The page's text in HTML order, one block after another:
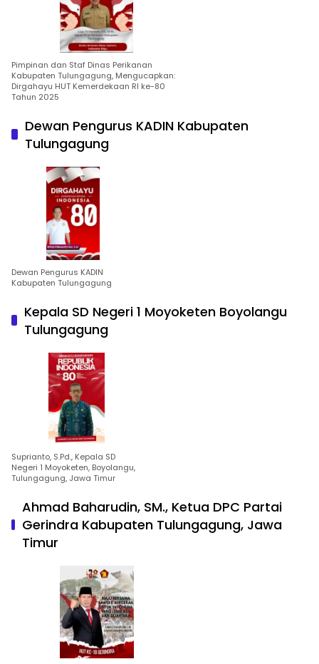
Pimpinan dan Staf Dinas Perikanan
Kabupaten Tulungagung, Mengucapkan:
Dirgahayu HUT Kemerdekaan RI ke-80
Tahun 2025
Dewan Pengurus KADIN Kabupaten
Tulungagung
Dewan Pengurus KADIN
Kabupaten Tulungagung
Kepala SD Negeri 1 Moyoketen Boyolangu
Tulungagung
Suprianto, S.Pd., Kepala SD
Negeri 1 Moyoketen, Boyolangu,
Tulungagung, Jawa Timur
Ahmad Baharudin, SM., Ketua DPC Partai
Gerindra Kabupaten Tulungagung, Jawa
Timur